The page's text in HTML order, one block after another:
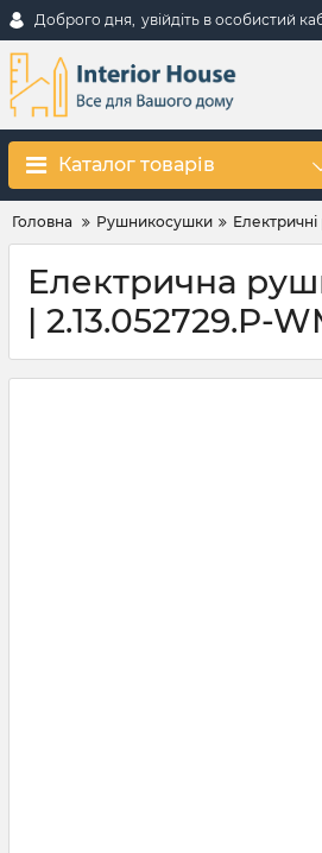
Доброго дня, увійдіть в особистий
Каталог товарів
Головна Рушникосушки
Електрична
| 2.13.052729.P-